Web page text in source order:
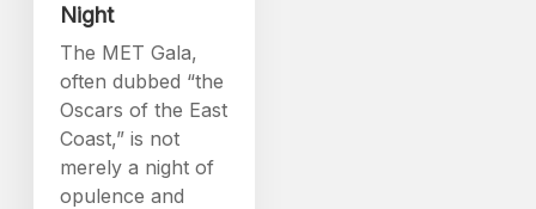
Night
The MET Gala,
often dubbed “the
Oscars of the East
Coast,” is not
merely a night of
opulence and